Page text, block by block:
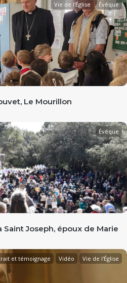
Vie de l'Église Évêque
Le Mourillon
Évêque
Joseph, époux de Marie
et témoignage Vidéo Vie de l'Église